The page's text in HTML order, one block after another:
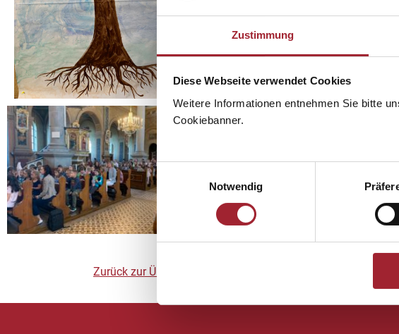
Zustimmung
Diese Webseite verwendet Cookies
Weitere Informationen entnehmen Sie bitte
Cookiebanner.
Einwilligungsauswahl
Notwendig
Es war eine sehr stimmungsvolle
uns hinauswachsen dürfen.
Zurück zur Übersicht